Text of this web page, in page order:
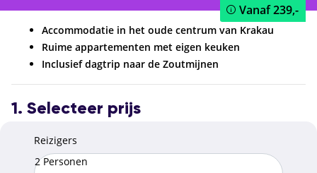
Vanaf239,-
Accommodatie in het oude centrum van Krakau
Ruime appartementen met eigen keuken
Inclusief dagtrip naar de Zoutmijnen
1. Selecteer prijs
Reizigers
2 Personen